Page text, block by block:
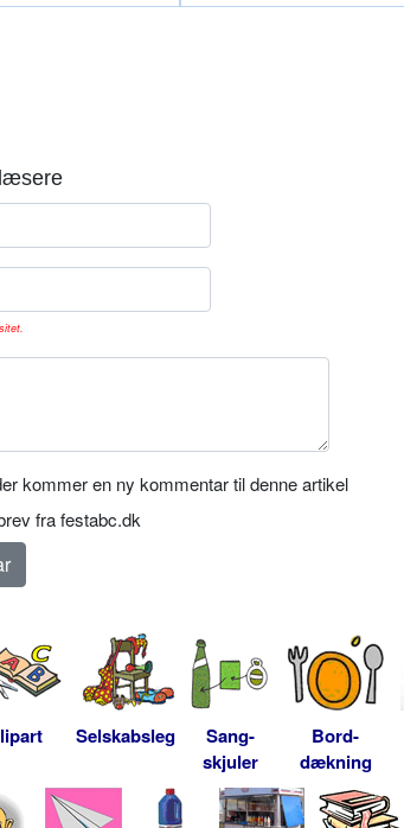
kommer en ny kommentar til denne artikel
fra festabc.dk
Selskabsleg
Sang-
skjuler
Bord-
dækning